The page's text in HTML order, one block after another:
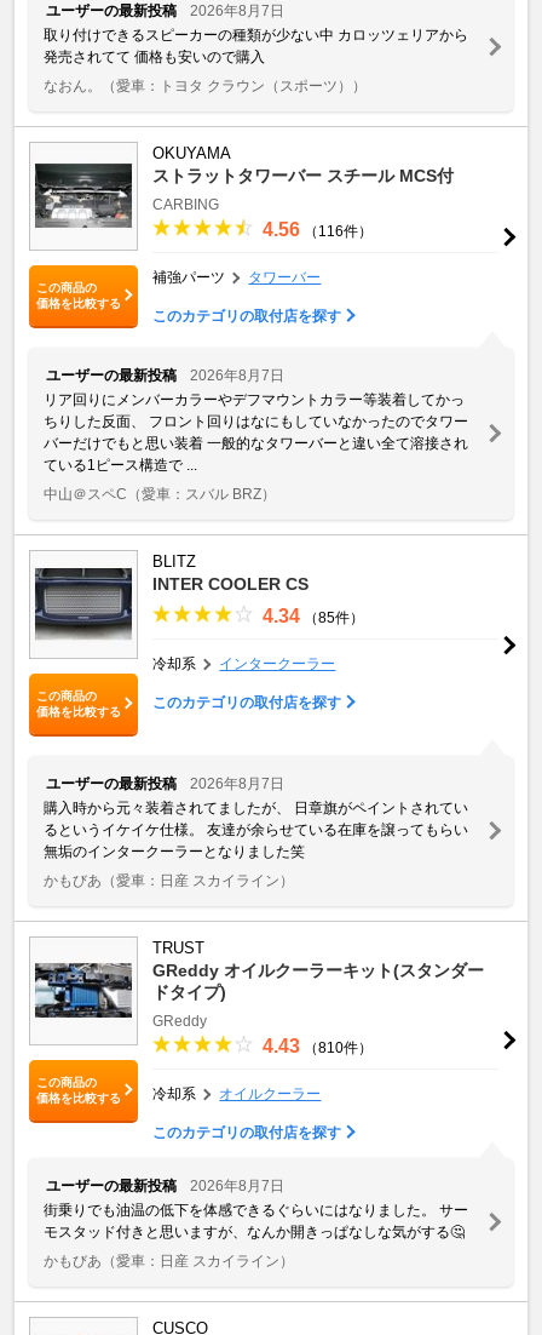
ユーザーの最新投稿
2026年8月7日
取り付けできるスピーカーの種類が少ない中 カロッツェリアから
発売されてて 価格も安いので購入
なおん。
（愛車：トヨタ クラウン（スポーツ））
この商品の
価格を比較する
OKUYAMA
ストラットタワーバー スチール MCS付
CARBING
4.56 （116件）
補強パーツ タワーバー
このカテゴリの取付店を探す
ユーザーの最新投稿
2026年8月7日
リア回りにメンバーカラーやデフマウントカラー等装着してかっ
ちりした反面、 フロント回りはなにもしていなかったのでタワー
バーだけでもと思い装着 一般的なタワーバーと違い全て溶接され
ている1ピース構造で ...
中山＠スペC （愛車：スバル BRZ）
この商品の
価格を比較する
BLITZ
INTER COOLER CS
4.34 （85件）
冷却系 インタークーラー
このカテゴリの取付店を探す
ユーザーの最新投稿
2026年8月7日
購入時から元々装着されてましたが、 日章旗がペイントされてい
るというイケイケ仕様。 友達が余らせている在庫を譲ってもらい
無垢のインタークーラーとなりました笑
かもびあ （愛車：日産 スカイライン）
この商品の
価格を比較する
TRUST
GReddy オイルクーラーキット(スタンダー
ドタイプ)
GReddy
4.43 （810件）
冷却系 オイルクーラー
このカテゴリの取付店を探す
ユーザーの最新投稿
2026年8月7日
街乗りでも油温の低下を体感できるぐらいにはなりました。 サー
モスタッド付きと思いますが、なんか開きっぱなしな気がする🤔
かもびあ （愛車：日産 スカイライン）
CUSCO